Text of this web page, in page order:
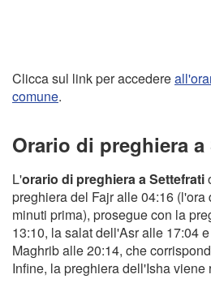
Clicca sul link per accedere
comune.
Orario di preghiera
L'orario di preghiera a Settefrati
preghiera del Fajr alle 04:16 (l'ora
minuti prima), prosegue con la
13:10, la salat dell'Asr alle 17:04
Maghrib alle 20:14, che
Infine, la preghiera dell'Isha viene